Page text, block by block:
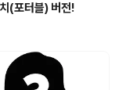
(포터블) 버전!